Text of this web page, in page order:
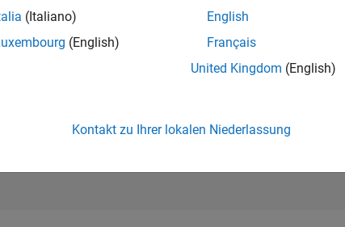
(Italiano)
(English)
English
Français
United Kingdom (English)
Kontakt zu Ihrer lokalen Niederlassung